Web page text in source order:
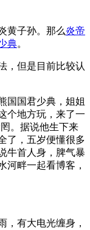
黄子孙。那么炎帝
典。
，但是目前比较认
国国君少典，姐姐
个地方玩，来了一
。据说他生下来
了，五岁便懂很多
牛首人身，脾气暴
河畔一起看博客，
，有大电光缠身，